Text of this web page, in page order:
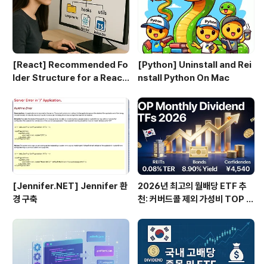
[React] Recommended Fo
lder Structure for a React
[Python] Uninstall and Rei
nstall Python On Mac
[Jennifer.NET] Jennifer 환
경 구축
2026년 최고의 월배당 ETF 추
천: 커버드콜 제외 가성비 TOP 3